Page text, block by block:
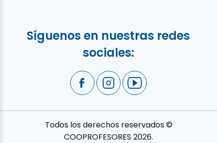
Síguenos en nuestras redes
sociales:
Todos los derechos reservados ©
COOPROFESORES 2026.